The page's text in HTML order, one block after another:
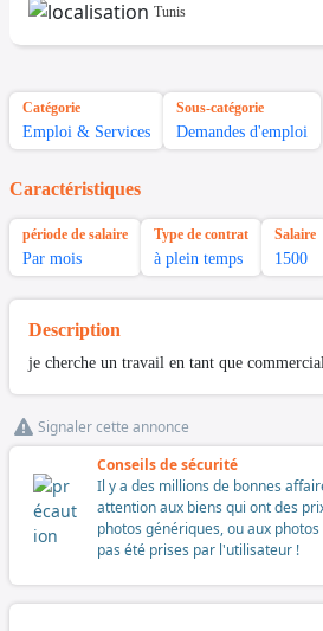
Tunis
Catégorie
Emploi & Services
Sous-catégorie
Demandes d'emploi
Caractéristiques
période de salaire
Par mois
Type de contrat
à plein temps
Salaire
1500
Description
je cherche un travail en tant que
Signaler cette annonce
Conseils de sécurité
Il y a des millions de bonnes
attention aux biens qui ont des
photos génériques, ou aux
pas été prises par l'utilisateur !